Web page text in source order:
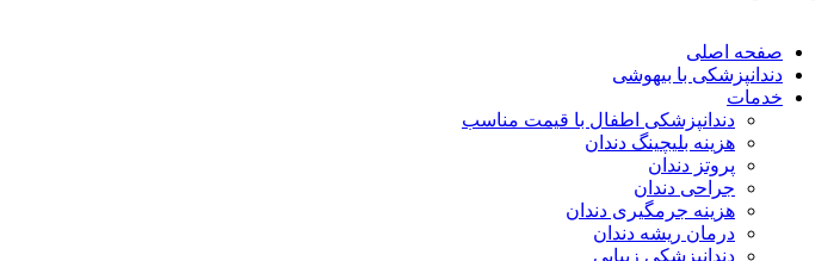
صفحه اصلی
دندانپزشکی با بیهوشی
خدمات
دندانپزشکی اطفال با قیمت مناسب
هزینه بلیچینگ دندان
پروتز دندان
جراحی دندان
هزینه جرمگیری دندان
درمان ریشه دندان
دندانپزشکی زیبایی